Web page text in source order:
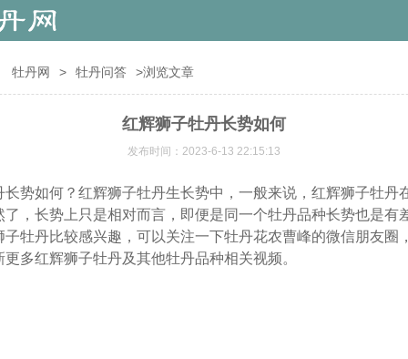
牡丹网 > 牡丹问答 >浏览文章
红辉狮子牡丹长势如何
发布时间：2023-6-13 22:15:13
长势如何？红辉狮子牡丹生长势中，一般来说，红辉狮子牡丹
了，长势上只是相对而言，即便是同一个牡丹品种长势也是有
子牡丹比较感兴趣，可以关注一下牡丹花农曹峰的微信朋友圈
多红辉狮子牡丹及其他牡丹品种相关视频。